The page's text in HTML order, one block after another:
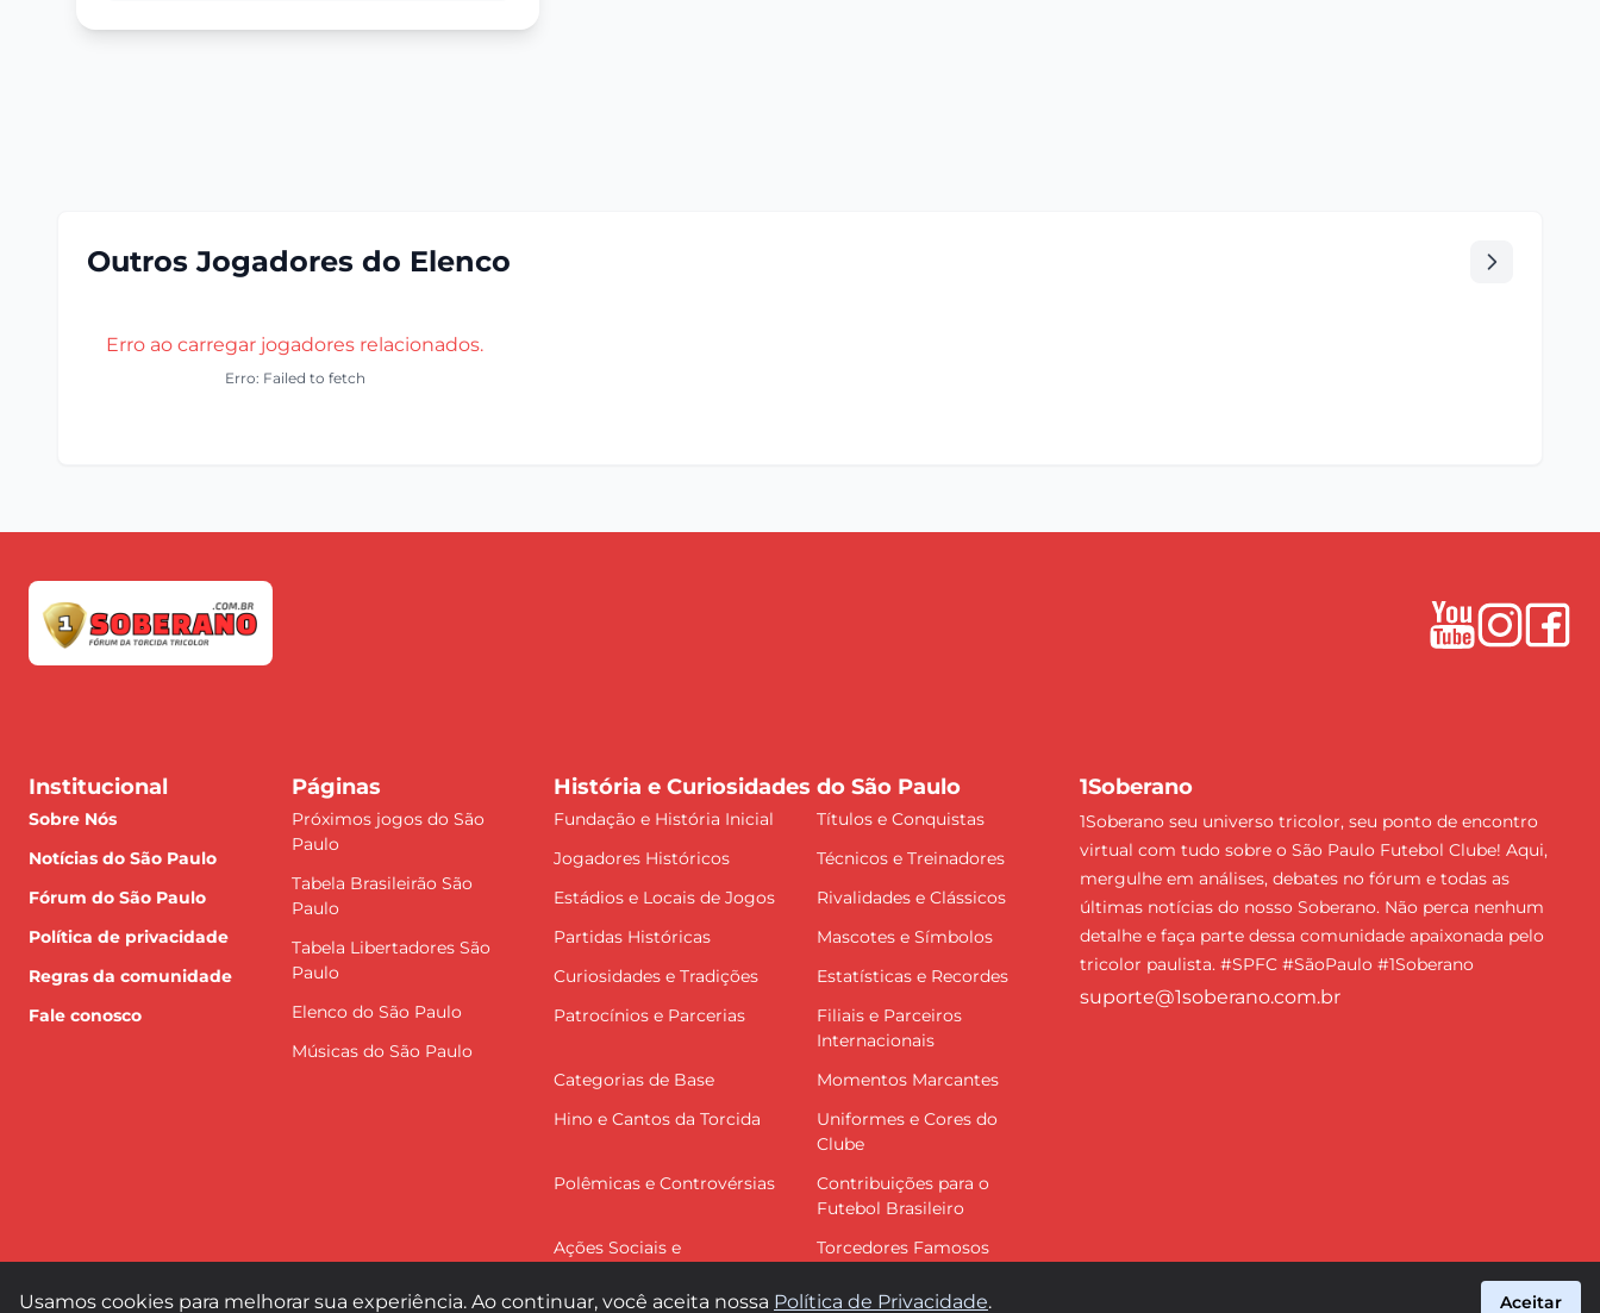
Outros Jogadores do Elenco
Erro ao carregar jogadores relacionados.
Erro: Failed to fetch
Institucional
Sobre Nós
Notícias do São Paulo
Fórum do São Paulo
Política de privacidade
Regras da comunidade
Fale conosco
Páginas
Próximos jogos do São
Paulo
Tabela Brasileirão São
Paulo
Tabela Libertadores São
Paulo
Elenco do São Paulo
Músicas do São Paulo
História e Curiosidades do São Paulo
Fundação e História Inicial
Títulos e Conquistas
Jogadores Históricos
Técnicos e Treinadores
Estádios e Locais de Jogos
Rivalidades e Clássicos
Partidas Históricas
Mascotes e Símbolos
Curiosidades e Tradições
Estatísticas e Recordes
Patrocínios e Parcerias
Filiais e Parceiros
Internacionais
Categorias de Base
Momentos Marcantes
Hino e Cantos da Torcida
Uniformes e Cores do
Clube
Polêmicas e Controvérsias
Contribuições para o
Futebol Brasileiro
Ações Sociais e
Torcedores Famosos
1Soberano
1Soberano seu universo tricolor, seu ponto de encontro
virtual com tudo sobre o São Paulo Futebol Clube! Aqui,
mergulhe em análises, debates no fórum e todas as
últimas notícias do nosso Soberano. Não perca nenhum
detalhe e faça parte dessa comunidade apaixonada pelo
tricolor paulista. #SPFC #SãoPaulo #1Soberano
suporte@1soberano.com.br
Usamos cookies para melhorar sua experiência. Ao continuar, você aceita nossa Política de Privacidade. Aceitar